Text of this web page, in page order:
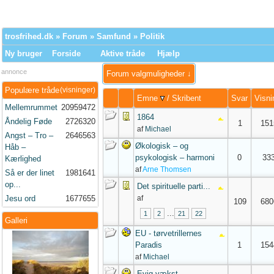
trosfrihed.dk » Forum » Samfund » Politik
Ny bruger
Forside Aktive tråde Hjælp
annonce
(visninger)
Populære tråde
Mellemrummet 20959472
Åndelig Føde
2726320
Angst – Tro –
Håb –
Kærlighed
2646563
Så er der linet
op...
1981641
Jesu ord 1677655
Galleri
Forum valgmuligheder ↓
Emne / Skribent Svar
1864
af Michael
1
Økologisk – og
psykologisk – harmoni
afArne Thomsen
0
Det spirituelle parti...
af
1 2 ... 21 22
109
EU - tørvetrillernes
Paradis
af Michael
1